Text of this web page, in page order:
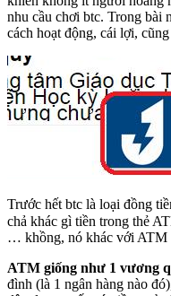
nhu cầu chơi btc. Trong bài
cách hoạt động, cái lợi,
Trước hết btc là loại đồng
chả khác gì tiền trong thẻ
… khồng, nó khác với ATM
ATM giống như 1 vương
đình (là 1 ngân hàng nào